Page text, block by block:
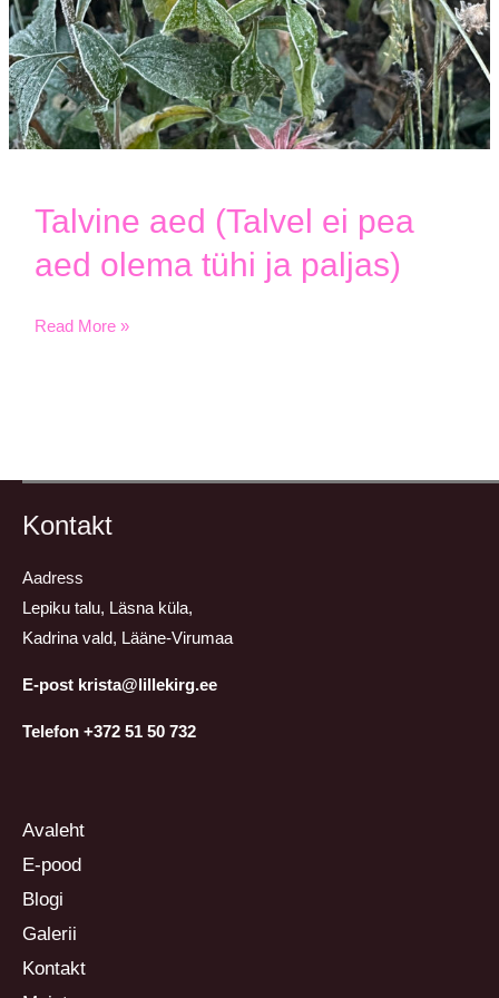
Talvine aed (Talvel ei pea
aed olema tühi ja paljas)
Read More »
Kontakt
Aadress
Lepiku talu, Läsna küla,
Kadrina vald, Lääne-Virumaa
E-post krista@lillekirg.ee
Telefon +372 51 50 732
Avaleht
E-pood
Blogi
Galerii
Kontakt